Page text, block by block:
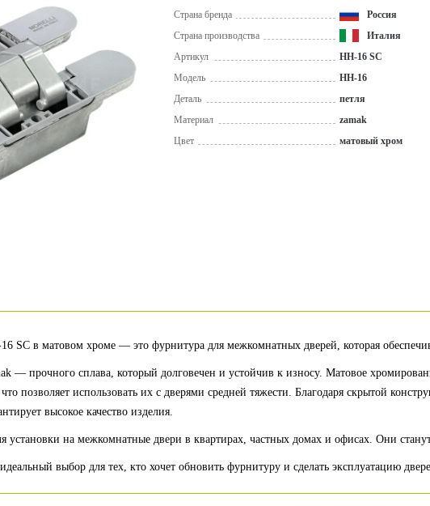
Страна бренда
Россия
Страна производства
Италия
Артикул
HH-16 SC
Модель
HH-16
Деталь
петля
Материал
zamak
Цвет
матовый хром
SC в матовом хроме — это фурнитура для межкомнатных дверей, которая
— прочного сплава, который долговечен и устойчив к износу. Матовое
что позволяет использовать их с дверями средней тяжести. Благодаря скрытой
высокое качество изделия.
установки на межкомнатные двери в квартирах, частных домах и офисах. Они
выбор для тех, кто хочет обновить фурнитуру и сделать эксплуатацию